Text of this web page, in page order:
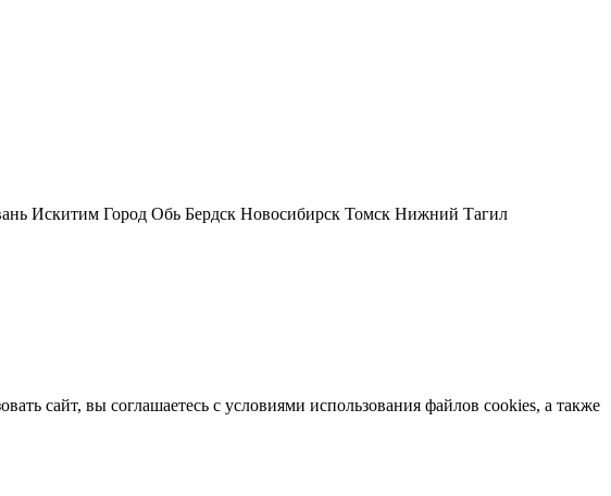
Искитим Город Обь Бердск Новосибирск Томск Нижний Тагил
сайт, вы соглашаетесь с условиями использования файлов cookies, а также